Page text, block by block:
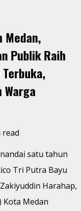
Medan,
Publik Raih
Warga
read
satu tahun
Tri Putra Bayu
Harahap,
Kota Medan